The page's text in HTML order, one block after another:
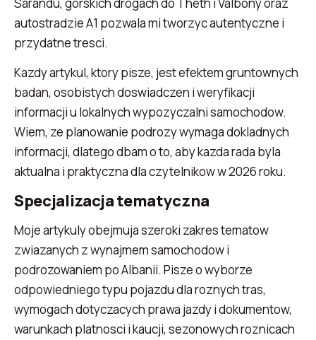
autostradzie A1 pozwala mi tworzyc autentyczne i
przydatne tresci.
Kazdy artykul, ktory pisze, jest efektem gruntownych
badan, osobistych doswiadczen i weryfikacji
informacji u lokalnych wypozyczalni samochodow.
Wiem, ze planowanie podrozy wymaga dokladnych
informacji, dlatego dbam o to, aby kazda rada byla
aktualna i praktyczna dla czytelnikow w 2026 roku.
Specjalizacja tematyczna
Moje artykuly obejmuja szeroki zakres tematow
zwiazanych z wynajmem samochodow i
podrozowaniem po Albanii. Pisze o wyborze
odpowiedniego typu pojazdu dla roznych tras,
wymogach dotyczacych prawa jazdy i dokumentow,
warunkach platnosci i kaucji, sezonowych roznicach